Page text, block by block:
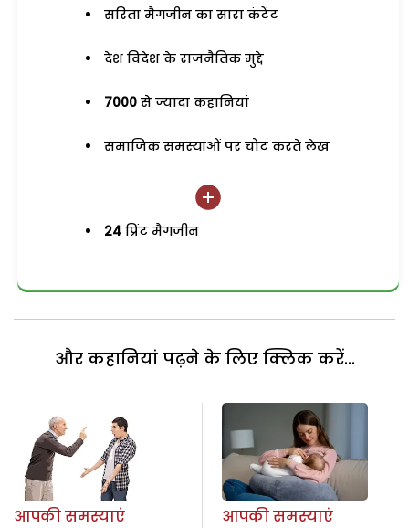
सरिता मैगजीन का सारा कंटेंट
देश विदेश के राजनैतिक मुद्दे
7000 से ज्यादा कहानियां
समाजिक समस्याओं पर चोट करते लेख
24 प्रिंट मैगजीन
और कहानियां पढ़ने के लिए क्लिक करें...
आपकी समस्याएं
आपकी समस्याएं